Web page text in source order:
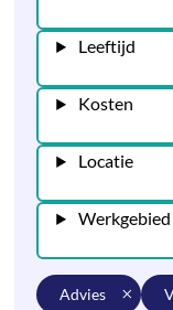
Leeftijd
Kosten
Locatie
Werkgebied
advies